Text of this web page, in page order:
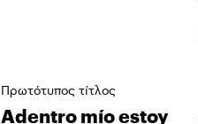
Πρωτότυπος τίτλος
Adentro mío estoy